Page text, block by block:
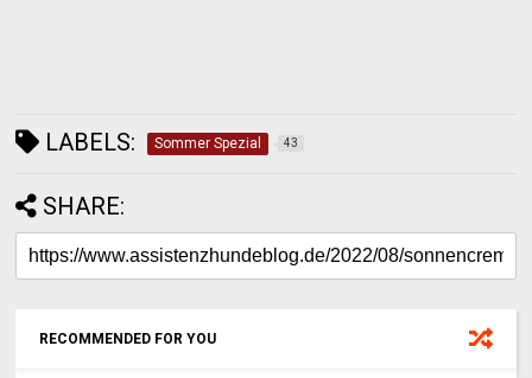
LABELS: Sommer Spezial 43
SHARE:
RECOMMENDED FOR YOU